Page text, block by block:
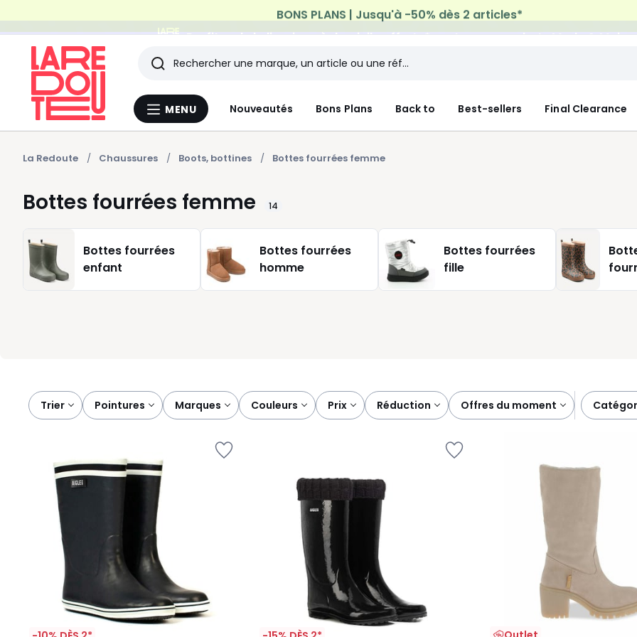
Profitez de la livraison à domicile offerte*sur tous vos achats Mode & Maison
Menu
MENU Nouveautés Bons Plans Back to Best-sellers Final Clearance
Rechercher
Les
derniers
articles
consultés
La Redoute Chaussures Boots, bottines Bottes fourrées femme
Bottes fourrées femme 14
Bottes fourrées
enfant
Bottes fourrées
homme
Bottes fourrées
fille
Trier
pointures marques couleurs prix réduction offres du moment